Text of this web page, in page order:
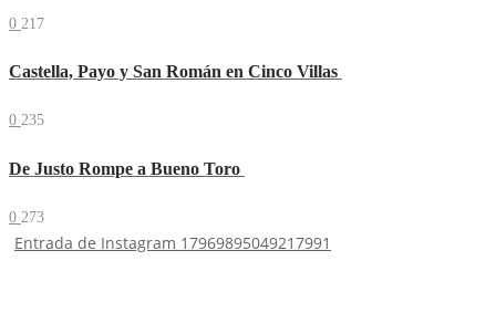
0 217
Castella, Payo y San Román en Cinco Villas
0 235
De Justo Rompe a Bueno Toro
0 273
Entrada de Instagram 17969895049217991